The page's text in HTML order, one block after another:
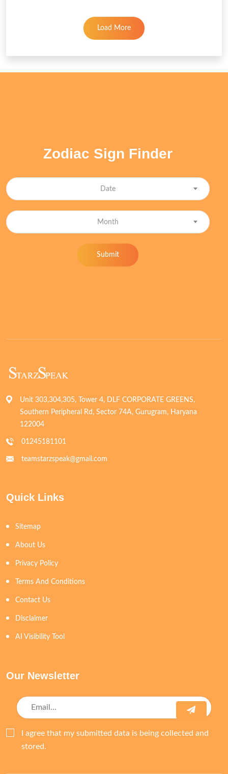
Load More
Zodiac Sign Finder
Date
Month
Submit
Unit 303,304,305, Tower 4, DLF CORPORATE GREENS,
Southern Peripheral Rd, Sector 74A, Gurugram, Haryana
122004
01245181101
teamstarzspeak@gmail.com
Quick Links
Sitemap
About Us
Privacy Policy
Terms And Conditions
Contact Us
Disclaimer
AI Visibility Tool
Our Newsletter
I agree that my submitted data is being collected and
stored.